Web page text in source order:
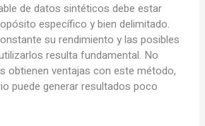
de datos sintéticos debe estar
específico y bien delimitado.
su rendimiento y las posibles
resulta fundamental. No
obtienen ventajas con este método,
puede generar resultados poco